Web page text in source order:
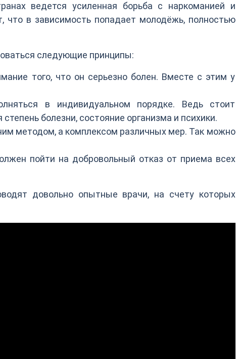
ведется усиленная борьба с наркоманией и
что в зависимость попадает молодёжь, полностью
следующие принципы:
того, что он серьезно болен. Вместе с этим у
в индивидуальном порядке. Ведь стоит
болезни, состояние организма и психики.
методом, а комплексом различных мер. Так можно
пойти на добровольный отказ от приема всех
довольно опытные врачи, на счету которых